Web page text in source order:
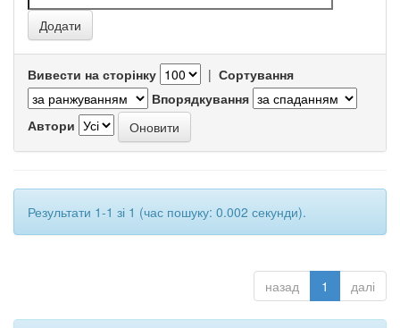
Вивести на сторінку | Сортування
Впорядкування
Автори
Результати 1-1 зі 1 (час пошуку: 0.002 секунди).
назад 1 далі